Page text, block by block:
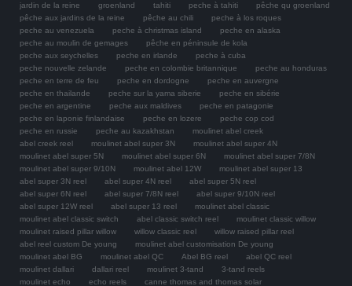
jardin de la reine
groenland tahiti peche à tahiti
pêche qu groenland
pêche aux jardins de la reine
pêche au chili
peche à los roques
peche au venezuela
peche à christmas island
peche en alaska
peche au moulin de gemages
pêche en péninsule de kola
peche aux seychelles
peche en irlande
peche à cuba
peche nouvelle zelande
peche en colombie britannique
peche au honduras
peche en terre de feu
peche en dordogne
peche en auvergne
peche en thailande
peche sur la yama siberie
peche en sibérie
peche en argentine
peche aux maldives
peche en patagonie
peche en laponie finlandaise
peche en lozere
peche cop cod
peche en russie
peche au kazakhstan
moulinet abel creek
abel creek reel
moulinet abel super 3N
moulinet abel super 4N
moulinet abel super 5N
moulinet abel super 6N
moulinet abel super 7/8N
moulinet abel super 9/10N
moulinet abel 12W
moulinet abel super 13
abel super 3N reel
abel super 4N reel
abel super 5N reel
abel super 6N reel
abel super 7/8N reel
abel super 9/10N reel
abel super 12W reel
abel super 13 reel
moulinet abel classic
moulinet abel classic switch
abel classic switch reel
moulinet classic willow
moulinet raised pillar willow
willow classic reel
willow raised pillar reel
abel reel custom De young
moulinet abel customisation De young
moulinet abel BG
moulinet abel QC Abel BG reel
abel QC reel
moulinet dallari
dallari reel moulinet 3-tand
3-tand reels
moulinet echo
echo reels canne thomas and thomas solar